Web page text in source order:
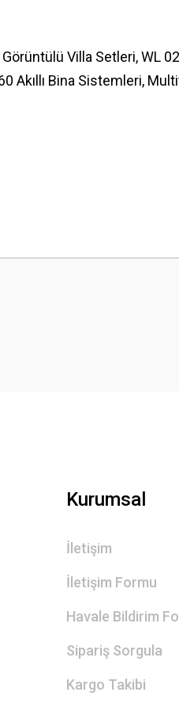
Villa Setleri, WL
Bina Sistemleri,
Kurumsal
İletişim
İletişim Formu
Havale Bildirim
Sipariş Sorgula
Kargo Takibi